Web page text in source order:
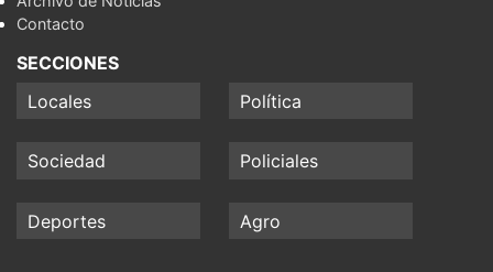
Contacto
SECCIONES
Locales
Política
Sociedad Policiales
Deportes Agro